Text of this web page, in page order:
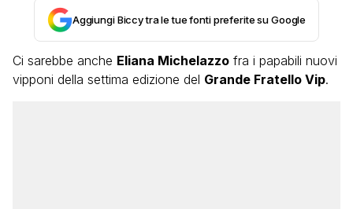
Aggiungi Biccy tra le tue fonti preferite su Google
Ci sarebbe anche Eliana Michelazzo fra i papabili nuovi
vipponi della settima edizione del Grande Fratello Vip.